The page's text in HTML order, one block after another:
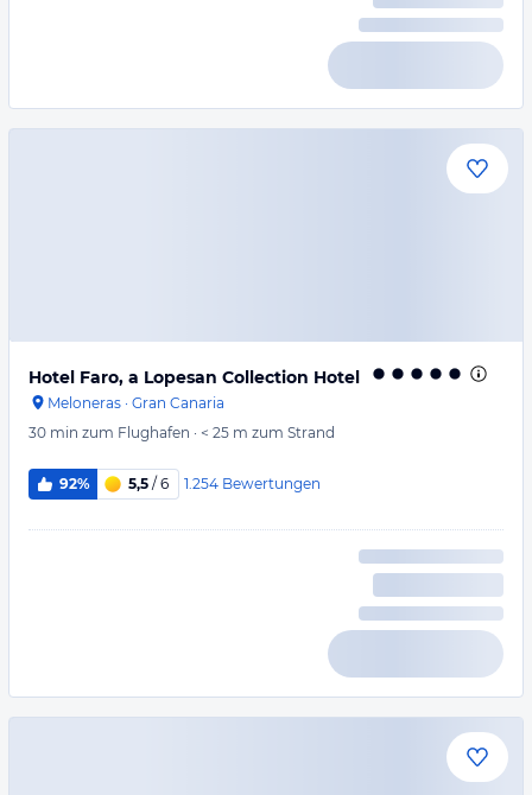
Hotel Faro, a Lopesan Collection Hotel
Meloneras · Gran Canaria
30 min zum Flughafen · < 25 m zum Strand
92% 5,5 / 6 1.254 Bewertungen